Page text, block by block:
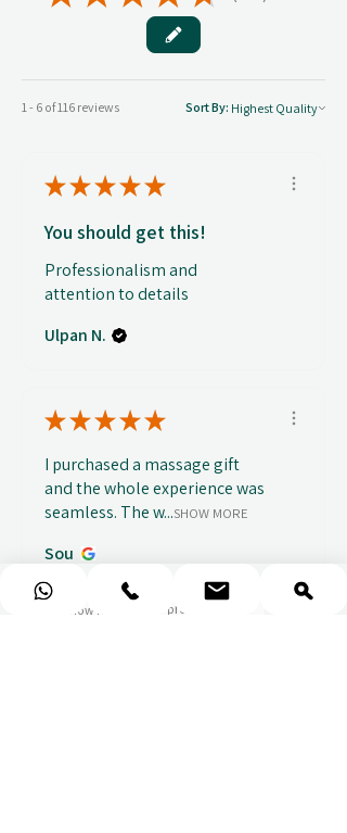
1 - 6 of 116 reviews Sort By:
★★★★★
You should get this!
Professionalism and
attention to details
Ulpan N.
★★★★★
I purchased a massage gift
and the whole experience was
seamless. The w...SHOW MORE
Sou
Show Reply (1) před 1 týdnem